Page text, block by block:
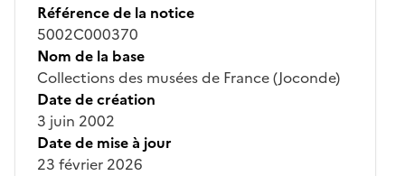
Référence de la notice
5002C000370
Nom de la base
Collections des musées de France (Joconde)
Date de création
3 juin 2002
Date de mise à jour
23 février 2026